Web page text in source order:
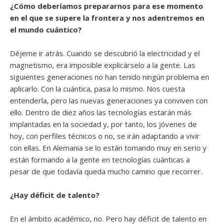
¿Cómo deberíamos prepararnos para ese momento
en el que se supere la frontera y nos adentremos en
el mundo cuántico?
Déjeme ir atrás. Cuando se descubrió la electricidad y el
magnetismo, era imposible explicárselo a la gente. Las
siguientes generaciones no han tenido ningún problema en
aplicarlo. Con la cuántica, pasa lo mismo. Nos cuesta
entenderla, pero las nuevas generaciones ya conviven con
ello. Dentro de diez años las tecnologías estarán más
implantadas en la sociedad y, por tanto, los jóvenes de
hoy, con perfiles técnicos o no, se irán adaptando a vivir
con ellas. En Alemania se lo están tomando muy en serio y
están formando a la gente en tecnologías cuánticas a
pesar de que todavía queda mucho camino que recorrer.
¿Hay déficit de talento?
En el ámbito académico, no. Pero hay déficit de talento en